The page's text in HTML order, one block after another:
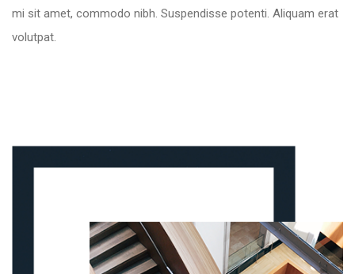
mi sit amet, commodo nibh. Suspendisse potenti. Aliquam erat
volutpat.